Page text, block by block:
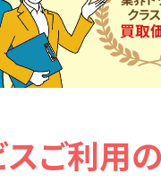
クラ
買取
スご利用